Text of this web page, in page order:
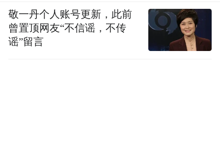
敬一丹个人账号更新，此前
曾置顶网友“不信谣，不传
谣”留言